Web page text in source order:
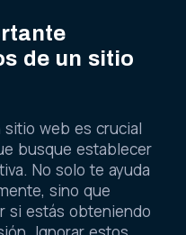
de un sitio
web es crucial
busque establecer
No solo te ayuda
sino que
si estás obteniendo